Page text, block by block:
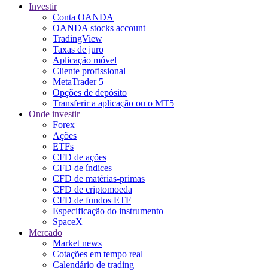
Investir
Conta OANDA
OANDA stocks account
TradingView
Taxas de juro
Aplicação móvel
Cliente profissional
MetaTrader 5
Opções de depósito
Transferir a aplicação ou o MT5
Onde investir
Forex
Ações
ETFs
CFD de ações
CFD de índices
CFD de matérias-primas
CFD de criptomoeda
CFD de fundos ETF
Especificação do instrumento
SpaceX
Mercado
Market news
Cotações em tempo real
Calendário de trading